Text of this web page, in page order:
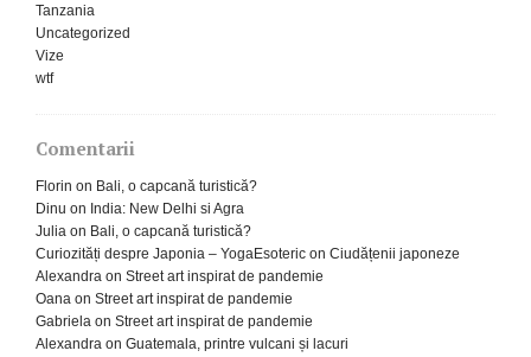
Tanzania
Uncategorized
Vize
wtf
Comentarii
Florin on Bali, o capcană turistică?
Dinu on India: New Delhi si Agra
Julia on Bali, o capcană turistică?
Curiozități despre Japonia – YogaEsoteric on Ciudățenii japoneze
Alexandra on Street art inspirat de pandemie
Oana on Street art inspirat de pandemie
Gabriela on Street art inspirat de pandemie
Alexandra on Guatemala, printre vulcani și lacuri